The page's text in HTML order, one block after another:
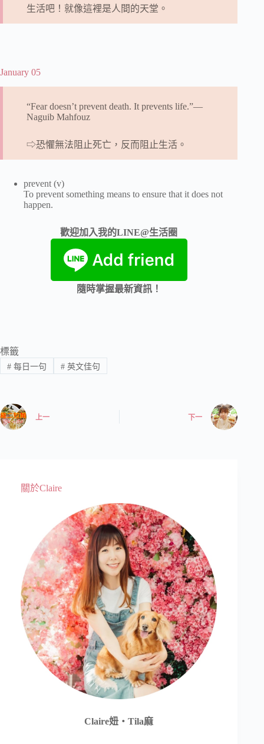
生活吧！就像這裡是人間的天堂。
January 05
“Fear doesn’t prevent death. It prevents life.”―
Naguib Mahfouz
⇨恐懼無法阻止死亡，反而阻止生活。
prevent (v)
To prevent something means to ensure that it does not
happen.
歡迎加入我的LINE@生活圈
隨時掌握最新資訊！
標籤
#每日一句 #英文佳句
上一 下一
關於Claire
Claire妞‧Tila麻